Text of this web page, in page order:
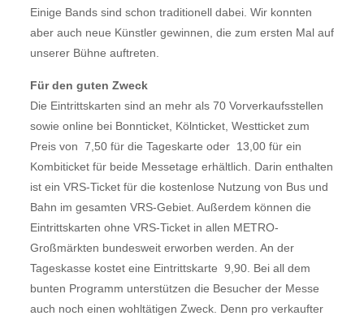
Einige Bands sind schon traditionell dabei. Wir konnten
aber auch neue Künstler gewinnen, die zum ersten Mal auf
unserer Bühne auftreten.
Für den guten Zweck
Die Eintrittskarten sind an mehr als 70 Vorverkaufsstellen
sowie online bei Bonnticket, Kölnticket, Westticket zum
Preis von  7,50 für die Tageskarte oder  13,00 für ein
Kombiticket für beide Messetage erhältlich. Darin enthalten
ist ein VRS-Ticket für die kostenlose Nutzung von Bus und
Bahn im gesamten VRS-Gebiet. Außerdem können die
Eintrittskarten ohne VRS-Ticket in allen METRO-
Großmärkten bundesweit erworben werden. An der
Tageskasse kostet eine Eintrittskarte  9,90. Bei all dem
bunten Programm unterstützen die Besucher der Messe
auch noch einen wohltätigen Zweck. Denn pro verkaufter